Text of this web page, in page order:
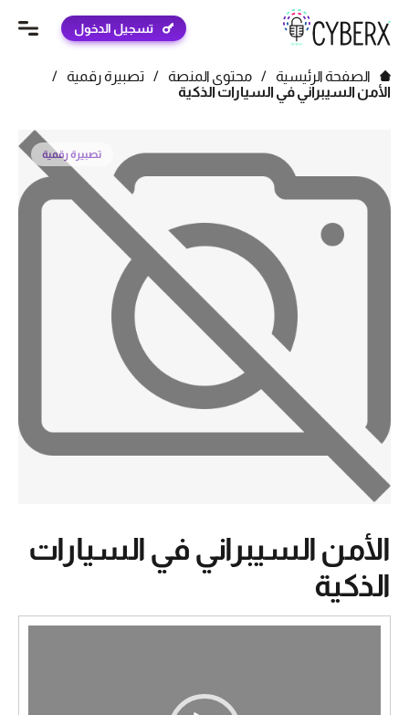
تسجيل الدخول
الصفحة الرئيسية / محتوى المنصة / تصبيرة رقمية
/
الأمن السيبراني في السيارات الذكية
تصبيرة رقمية
الأمن السيبراني في السيارات
الذكية